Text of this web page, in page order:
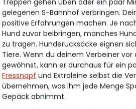
gelegenen S-Bahnhof verbringen.
positive Erfahrungen machen. Je
Hund zuvor beibringen, manches
zu tragen. Hunderucksäcke eignen
Tiere. Wenn du deinem Verbeiner vor
gewöhnst, kann er durchaus für ein
Fressnapf und Extraleine selbst die
übernehmen, was ihm jede Menge
Gepäck abnimmt.